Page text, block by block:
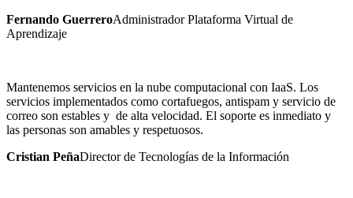
Fernando GuerreroAdministrador Plataforma Virtual de
Aprendizaje
Mantenemos servicios en la nube computacional con IaaS. Los
servicios implementados como cortafuegos, antispam y servicio de
correo son estables y de alta velocidad. El soporte es inmediato y
las personas son amables y respetuosos.
Cristian PeñaDirector de Tecnologías de la Información